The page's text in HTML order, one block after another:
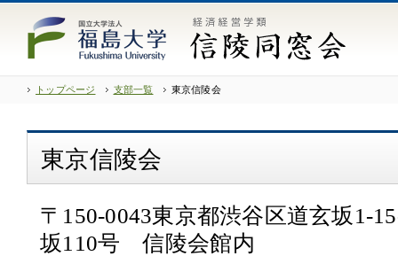
トップページ 支部一覧 東京信陵会
東京信陵会
〒150-0043東京都渋谷区道玄坂1-
坂110号 信陵会館内